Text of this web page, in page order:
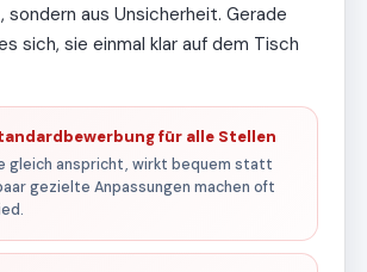
sondern aus Unsicherheit. Gerade
sich, sie einmal klar auf dem Tisch
für alle Stellen
gleich anspricht, wirkt bequem statt
gezielte Anpassungen machen oft